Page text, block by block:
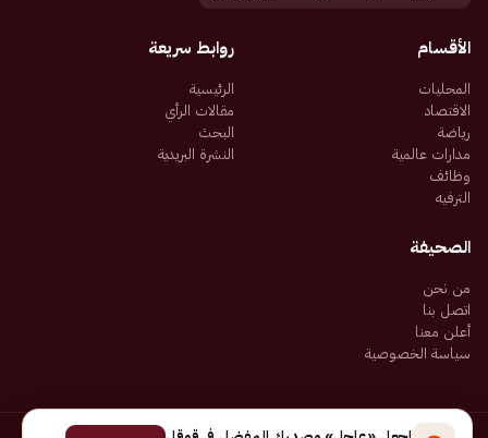
الأقسام
المحليات
الاقتصاد
رياضة
مدارات عالمية
وظائف
الترفيه
روابط سريعة
الرئيسية
مقالات الرأي
البحث
النشرة البريدية
الصحيفة
من نحن
اتصل بنا
أعلن معنا
سياسة الخصوصية